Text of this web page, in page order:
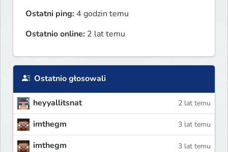
Ostatni ping: 4 godzin temu
Ostatnio online: 2 lat temu
Ostatnio głosowali
heyyallitsnat 2 lat temu
imthegm 3 lat temu
imthegm 3 lat temu